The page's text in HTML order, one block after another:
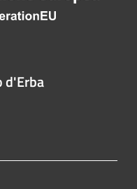
d'Erba